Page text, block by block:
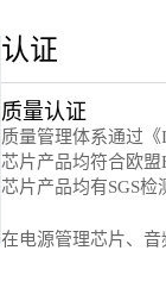
认证
质量认证
质量管理体系通过《
芯片产品均符合欧
芯片产品均有SGS检
在电源管理芯片、